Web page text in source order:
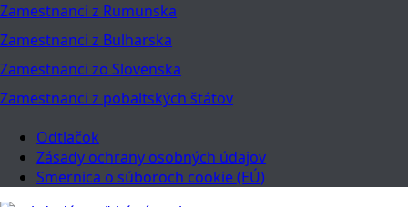
Zamestnanci z Rumunska
Zamestnanci z Bulharska
Zamestnanci zo Slovenska
Zamestnanci z pobaltských štátov
Odtlačok
Zásady ochrany osobných údajov
Smernica o súboroch cookie (EÚ)